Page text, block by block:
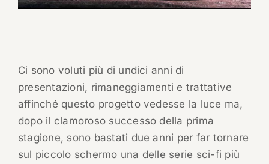
Ci sono voluti più di undici anni di
presentazioni, rimaneggiamenti e trattative
affinché questo progetto vedesse la luce ma,
dopo il clamoroso successo della prima
stagione, sono bastati due anni per far tornare
sul piccolo schermo una delle serie sci-fi più